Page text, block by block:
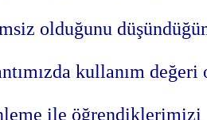
olduğunu
kullanım
ile öğrendiklerimizi